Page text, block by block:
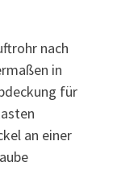
nach
in
für
an einer